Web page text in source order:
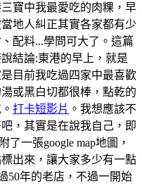
寶中我最愛吃的肉粿，早
地人糾正其實各家都有少
配料...學問可大了。這篇
結論:東港的早上，就是
目前我吃過四家中最喜歡
或黑白切都很棒，點乾的
打卡短影片 。我想應該不
，其實是在說我自己，即
一張google map地圖，
出來，讓大家多少有一點
50年的老店，不過一開始